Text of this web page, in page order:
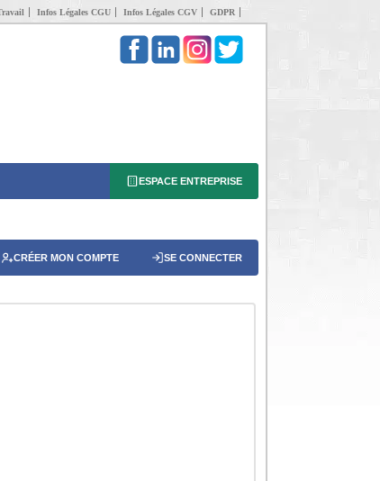
Infos Légales CGU Infos Légales CGV GDPR
ESPACE ENTREPRISE
CRÉER MON COMPTE SE CONNECTER